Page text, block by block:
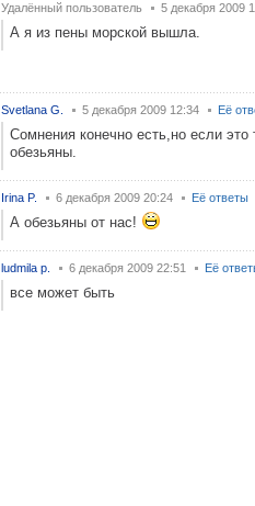
Удалённый пользователь 5 декабря 2009
А я из пены морской вышла.
Svetlana G. 5 декабря 2009 12:34 Её
Сомнения конечно есть,но если
обезьяны.
Irina P. 6 декабря 2009 20:24 Её ответы
А обезьяны от нас!
ludmila p. 6 декабря 2009 22:51 Её
все может быть